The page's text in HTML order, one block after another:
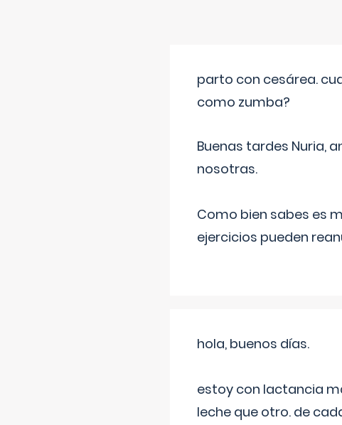
parto con cesárea.
como zumba?
Buenas tardes Nuria,
nosotras.
Como bien sabes es
ejercicios pueden
hola, buenos días.
estoy con lactancia
leche que otro. de